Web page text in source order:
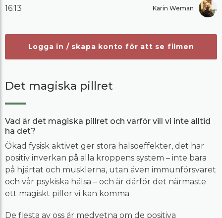
Karin Weman
16:13
Logga in / skapa konto för att se filmen
Det magiska pillret
Vad är det magiska pillret och varför vill vi inte alltid
ha det?
Ökad fysisk aktivet ger stora hälsoeffekter, det har
positiv inverkan på alla kroppens system – inte bara
på hjärtat och musklerna, utan även immunförsvaret
och vår psykiska hälsa – och är därför det närmaste
ett magiskt piller vi kan komma.
De flesta av oss är medvetna om de positiva